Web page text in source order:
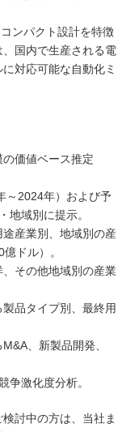
ンパクト設計を特徴
国内で生産される電
対応可能な自動化ミ
価値ベース推定
～2024年）および予
地域別に提示。
産業別、地域別の産
ドル）。
その他地域別の産業
品タイプ別、最終用
、新製品開発、
争激化度分析。
討中の方は、当社ま